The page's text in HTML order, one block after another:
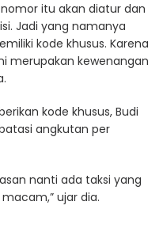
itu akan diatur dan
Jadi yang namanya
kode khusus. Karena
merupakan kewenangan
kode khusus, Budi
angkutan per
nanti ada taksi yang
ujar dia.